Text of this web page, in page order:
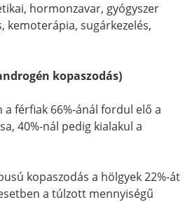
hormonzavar, gyógyszer
kemoterápia, sugárkezelés,
kopaszodás)
férfiak 66%-ánál fordul elő a
40%-nál pedig kialakul a
kopaszodás a hölgyek 22%-át
a túlzott mennyiségű